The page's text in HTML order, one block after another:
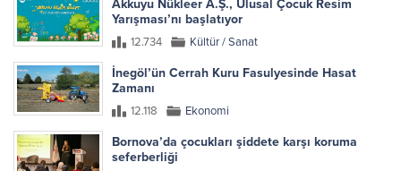
Akkuyu Nükleer A.Ş., Ulusal Çocuk Resim
Yarışması’nı başlatıyor
12.734 Kültür / Sanat
İnegöl’ün Cerrah Kuru Fasulyesinde Hasat
Zamanı
12.118 Ekonomi
Bornova’da çocukları şiddete karşı koruma
seferberliği